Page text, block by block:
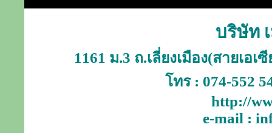
บริษัท
1161 ม.3 ถ.เลี่ยงเมือง(สายเอ
โทร : 074-552
http://
e-mail :